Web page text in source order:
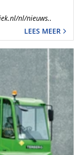
nl/nieuws..
LEES MEER